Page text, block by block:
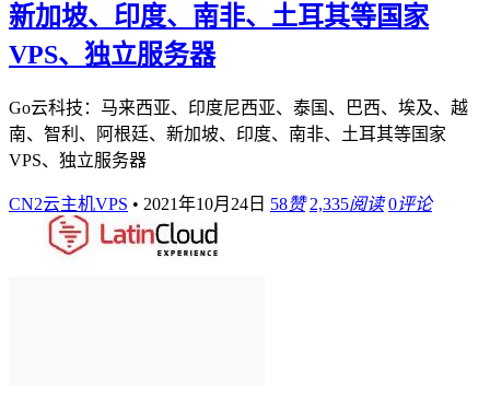
新加坡、印度、南非、土耳其等国家
VPS、独立服务器
Go云科技：马来西亚、印度尼西亚、泰国、巴西、埃及、越
南、智利、阿根廷、新加坡、印度、南非、土耳其等国家
VPS、独立服务器
CN2云主机VPS • 2021年10月24日 58赞 2,335阅读 0评论